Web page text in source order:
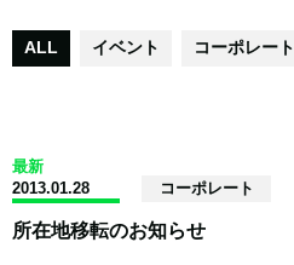
ALL イベント コーポレート
2013.01.28 コーポレート
所在地移転のお知らせ